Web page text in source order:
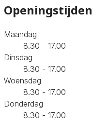
Openingstijden
Maandag
8.30 - 17.00
Dinsdag
8.30 - 17.00
Woensdag
8.30 - 17.00
Donderdag
8.30 - 17.00